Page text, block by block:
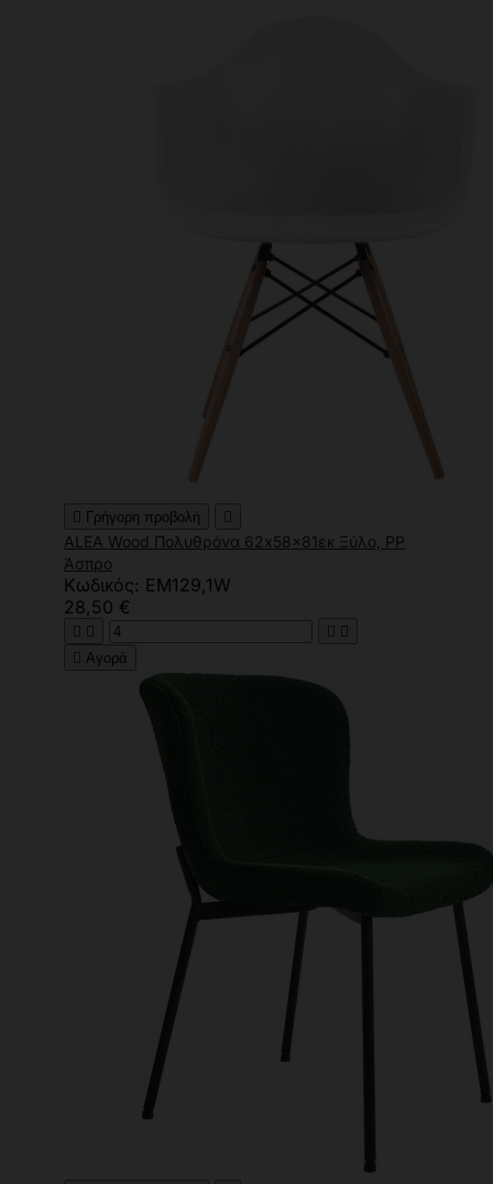
 Γρήγορη προβολή 
ALEA Wood Πολυθρόνα 62x58x81εκ Ξύλο, ΡΡ
Άσπρο
Κωδικός: ΕΜ129,1W
28,50 €
   
 Αγορά